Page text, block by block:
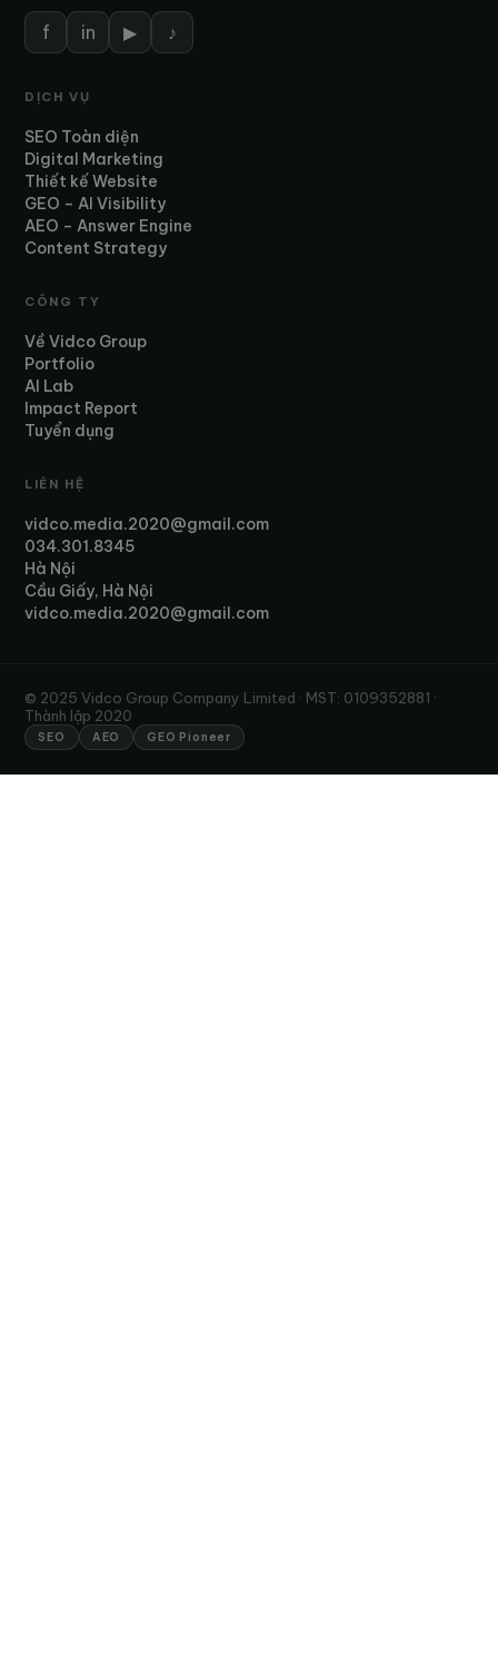
f in ▶ ♪
DỊCH VỤ
SEO Toàn diện
Digital Marketing
Thiết kế Website
GEO – AI Visibility
AEO – Answer Engine
Content Strategy
CÔNG TY
Về Vidco Group
Portfolio
AI Lab
Impact Report
Tuyển dụng
LIÊN HỆ
vidco.media.2020@gmail.com
034.301.8345
Hà Nội
Cầu Giấy, Hà Nội
vidco.media.2020@gmail.com
© 2025 Vidco Group Company Limited · MST: 0109352881 ·
Thành lập 2020
SEO AEO GEO Pioneer